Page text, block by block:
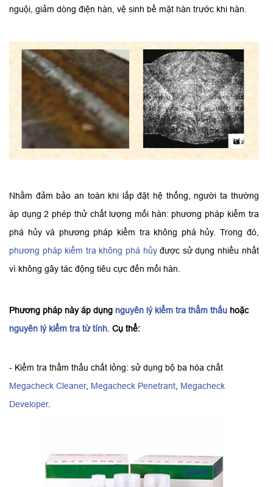
nguội, giảm dòng điện hàn, vệ sinh bề mặt hàn trước khi hàn.
Nhằm đảm bảo an toàn khi lắp đặt hệ thống, người ta thường
áp dụng 2 phép thử chất lượng mối hàn: phương pháp kiểm tra
phá hủy và phương pháp kiểm tra không phá hủy. Trong đó,
phương pháp kiểm tra không phá hủyđược sử dụng nhiều nhất
vì không gây tác động tiêu cực đến mối hàn.
Phương pháp này áp dụng nguyên lý kiểm tra thẩm thấu hoặc
nguyên lý kiểm tra từ tính. Cụ thể:
- Kiểm tra thẩm thấu chất lỏng: sử dụng bộ ba hóa chất
Megacheck Cleaner, Megacheck Penetrant, Megacheck
Developer.